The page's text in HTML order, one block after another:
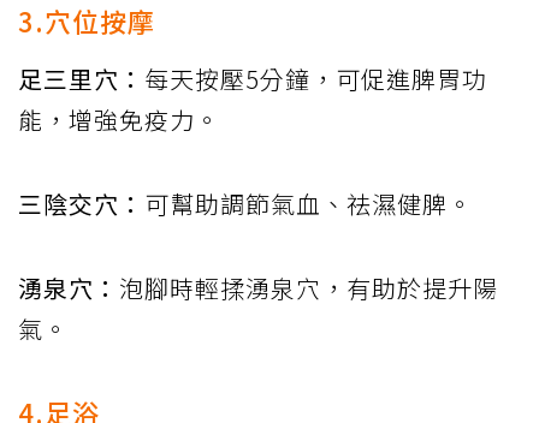
3.穴位按摩
足三里穴： 每天按壓5分鐘，可促進脾胃功
能，增強免疫力。
三陰交穴： 可幫助調節氣血、祛濕健脾。
湧泉穴： 泡腳時輕揉湧泉穴，有助於提升陽
氣。
4.足浴